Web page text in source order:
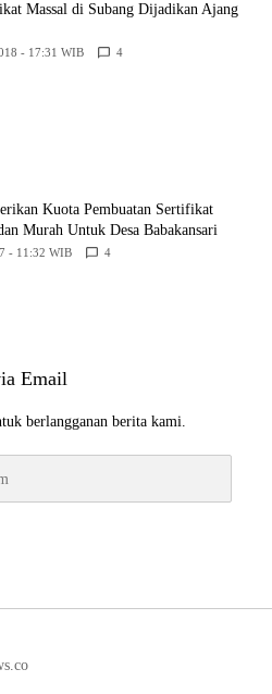
Massal di Subang Dijadikan Ajang
- 17:31 WIB 4
Kuota Pembuatan Sertifikat
Murah Untuk Desa Babakansari
- 11:32 WIB 4
Email
berlangganan berita kami.